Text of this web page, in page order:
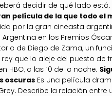
decidir de qué lado está.
película de la que todo el
por la gran cineasta
Argentina en los Premios
de Diego de Zama, un
que lo aleje del puesto de
HBO, a las 10 de la noche.
oscuras Es una película
Describe la relación